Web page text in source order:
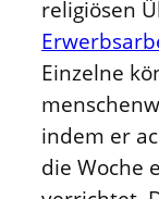
religiösen
Einzelne
indem er
die Woche